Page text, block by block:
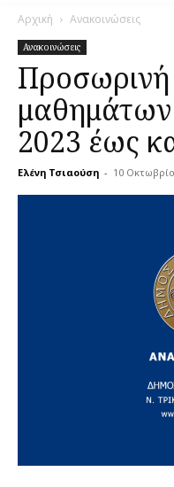
Αρχική Ανακοινώσεις
Ανακοινώσεις
2023 έως
Ελένη Τσιαούση - 10